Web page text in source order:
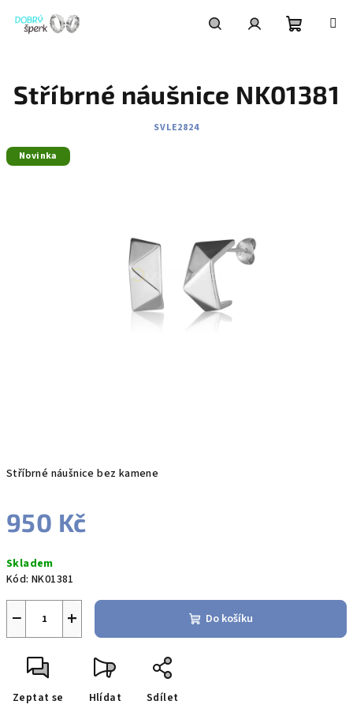
obsah
košík
Stříbrné náušnice bez kamene
950 Kč
cena:
Skladem
Kód: NK01381
+
− Do košíku
Zeptat se Hlídat Sdílet
Stříbrné náušnice NK01381
SVLE2824
Novinka